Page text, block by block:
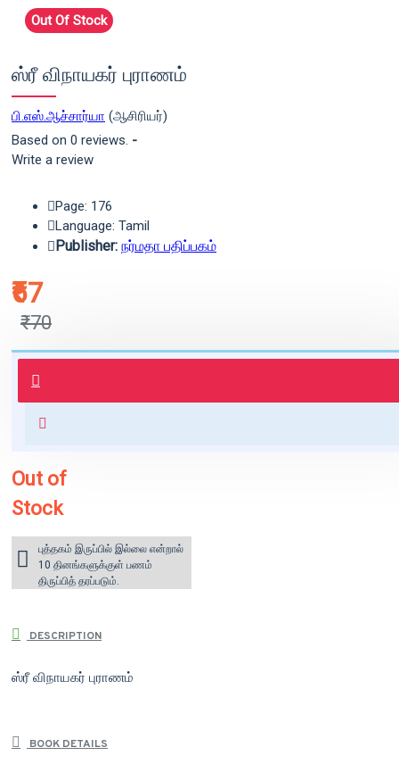
Out Of Stock
ஸ்ரீ விநாயகர் புராணம்
பி.எஸ்.ஆச்சார்யா (ஆசிரியர்)
Based on 0 reviews. -
Write a review
₹67
₹70
Page: 176
Language: Tamil
Publisher: நர்மதா பதிப்பகம்
புத்தகம் 3 - 7 நாட்களில் அனுப்பி
வைக்கப்படும்.
for orders above ₹1000 within
Out of
Stock
புத்தகம் இருப்பில் இல்லை என்றால்
10 தினங்களுக்குள் பணம்
திருப்பித் தரப்படும்.
DESCRIPTION
ஸ்ரீ விநாயகர் புராணம்
BOOK DETAILS